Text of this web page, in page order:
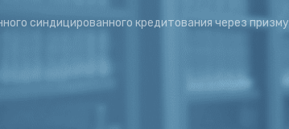
синдицированного кредитования через призму